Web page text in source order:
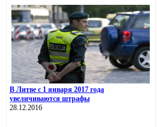
В Литве с 1 января 2017 года
увеличиваются штрафы
28.12.2016